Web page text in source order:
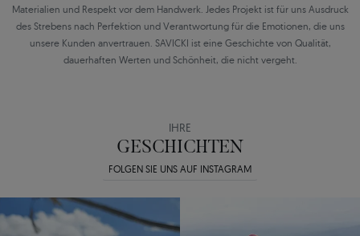
Materialien und Respekt vor dem Handwerk. Jedes Projekt ist für uns Ausdruck
des Strebens nach Perfektion und Verantwortung für die Emotionen, die uns
unsere Kunden anvertrauen. SAVICKI ist eine Geschichte von Qualität,
dauerhaften Werten und Schönheit, die nicht vergeht.
IHRE
GESCHICHTEN
FOLGEN SIE UNS AUF INSTAGRAM